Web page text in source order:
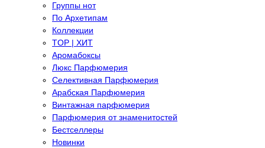
Группы нот
По Архетипам
Коллекции
TOP | ХИТ
Аромабоксы
Люкс Парфюмерия
Селективная Парфюмерия
Арабская Парфюмерия
Винтажная парфюмерия
Парфюмерия от знаменитостей
Бестселлеры
Новинки